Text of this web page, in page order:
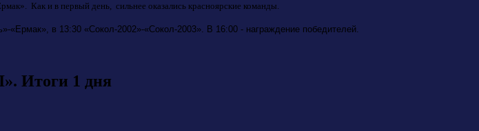
Как и в первый день, сильнее оказались красноярские команды.
«Ермак», в 13:30 «Сокол-2002»-«Сокол-2003». В 16:00 - награждение победителей.
1 дня